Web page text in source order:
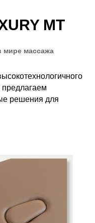
MT
мире массажа
решения для